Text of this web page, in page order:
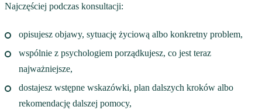
Najczęściej podczas konsultacji:
opisujesz objawy, sytuację życiową albo konkretny problem,
wspólnie z psychologiem porządkujesz, co jest teraz
najważniejsze,
dostajesz wstępne wskazówki, plan dalszych kroków albo
rekomendację dalszej pomocy,